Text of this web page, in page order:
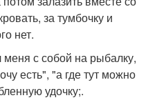
за тумбочку и
нет.
с собой на рыбалку,
есть", "а где тут можно
удочку;.